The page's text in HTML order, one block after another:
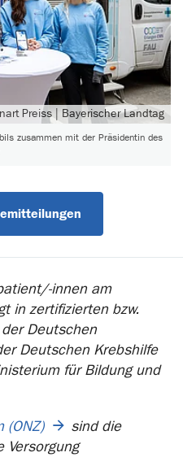
Preiss | Bayerischer Landtag
zusammen mit der Präsidentin des
innen am
in zertifizierten bzw.
Deutschen
Deutschen Krebshilfe
für Bildung und
(ONZ)
sind die
Versorgung